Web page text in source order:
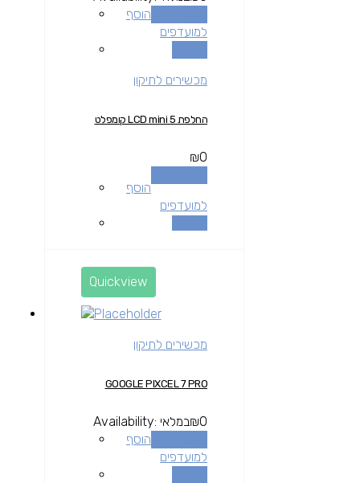
הוסף
למועדפים
מכשירים לתיקון
החלפת LCD mini 5 קומפלט
₪0
הוסף
למועדפים
Quickview
מכשירים לתיקון
GOOGLE PIXCEL 7 PRO
₪0
Availability: במלאי
הוסף
למועדפים